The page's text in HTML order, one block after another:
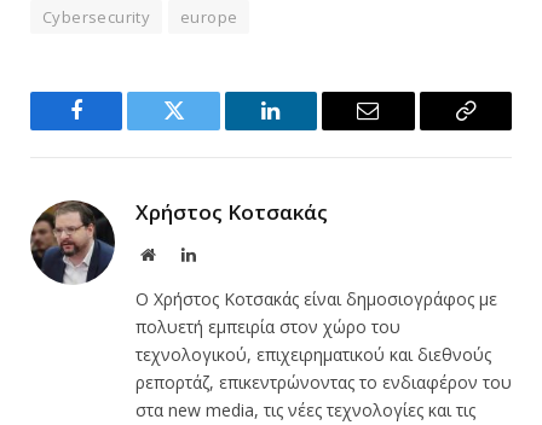
Cybersecurity europe
Facebook Twitter LinkedIn Email
Copy
Χρήστος Κοτσακάς
WebsiteLinkedIn
Ο Χρήστος Κοτσακάς είναι δημοσιογράφος με
πολυετή εμπειρία στον χώρο του
τεχνολογικού, επιχειρηματικού και διεθνούς
ρεπορτάζ, επικεντρώνοντας το ενδιαφέρον του
στα new media, τις νέες τεχνολογίες και τις